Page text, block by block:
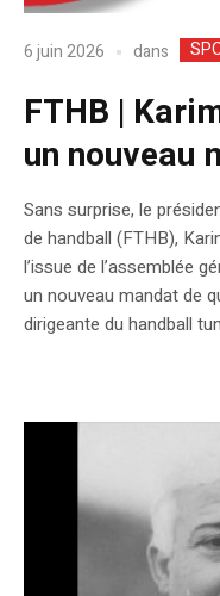
6 juin 2026 dans
FTHB |
un nouveau
Sans surprise, le
de handball (FTHB),
l’issue de l’assemblée
un nouveau mandat de
dirigeante du handball